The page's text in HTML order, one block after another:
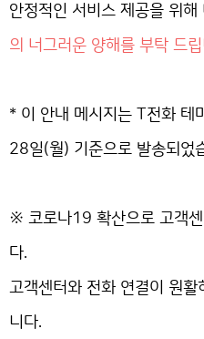
안정적인 서비스 제공을 위해
의 너그러운 양해를 부탁 드
* 이 안내 메시지는 T전화
28일(월) 기준으로 발송되었
※ 코로나19 확산으로 고객센
다.
고객센터와 전화 연결이 원
니다.